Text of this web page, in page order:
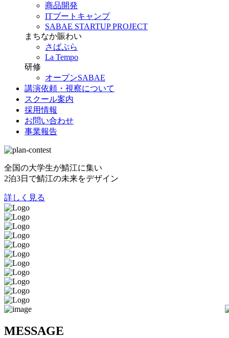
商品開発
ITブートキャンプ
SABAE STARTUP PROJECT
まちなか賑わい
さばぷら
La Tempo
研修
オープンSABAE
講演依頼・視察について
スクール案内
採用情報
お問い合わせ
事業報告
全国の大学生が鯖江に集い
2泊3日で鯖江の未来をデザイン
詳しく見る
MESSAGE